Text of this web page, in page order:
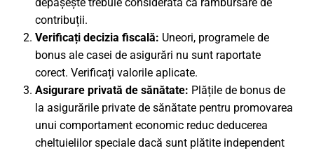
contribuții.
Verificați decizia fiscală: Uneori, programele de
bonus ale casei de asigurări nu sunt raportate
corect. Verificați valorile aplicate.
Asigurare privată de sănătate: Plățile de bonus de
la asigurările private de sănătate pentru promovarea
unui comportament economic reduc deducerea
cheltuielilor speciale dacă sunt plătite independent